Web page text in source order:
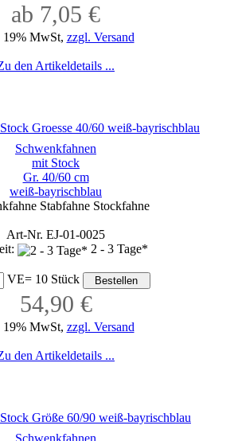
ab 7,05 €
MwSt, zzgl. Versand
den Artikeldetails ...
Schwenkfahnen
mit Stock
Gr. 40/60 cm
weiß-bayrischblau
Stabfahne Stockfahne
Art-Nr. EJ-01-0025
2 - 3 Tage*
VE= 10 Stück
54,90 €
MwSt, zzgl. Versand
den Artikeldetails ...
Schwenkfahnen